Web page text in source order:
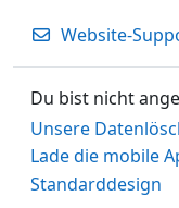
Website-
Du bist nicht
Unsere
Lade die mobile
Standarddesign